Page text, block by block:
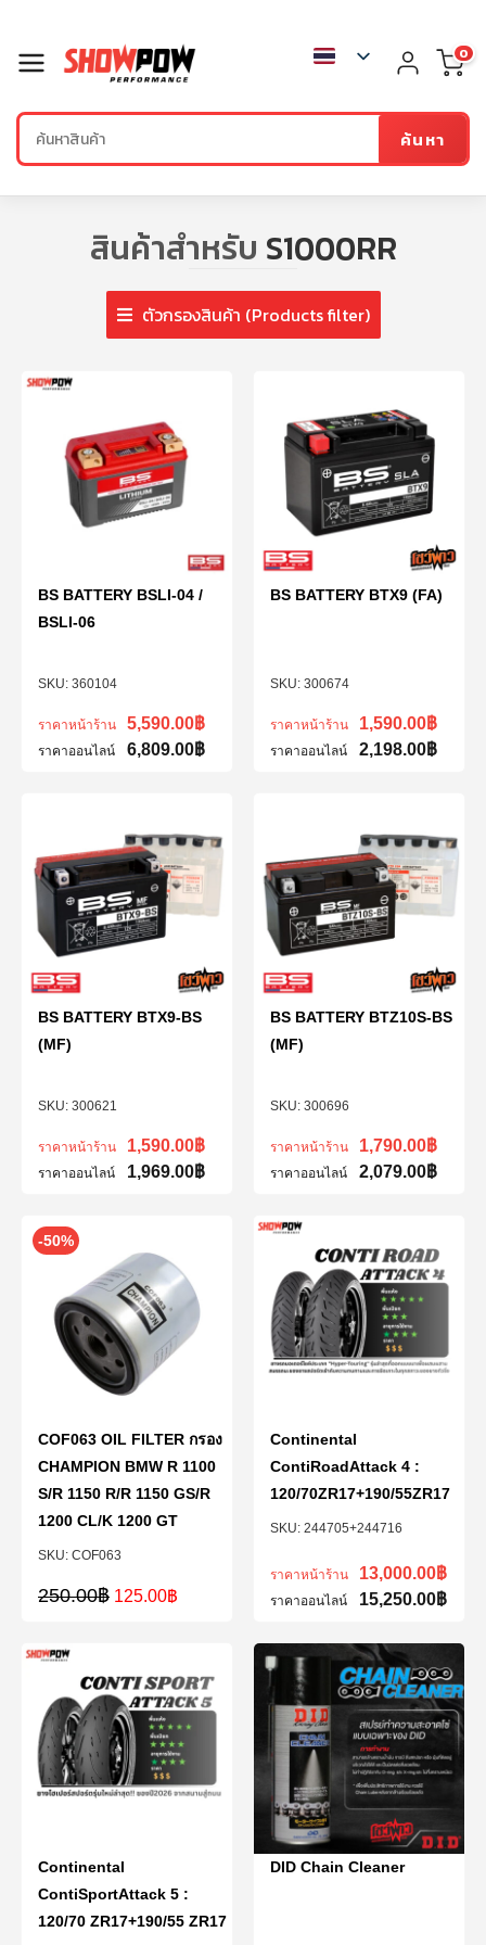
ค้นหา
0
สินค้าสำหรับ S1000RR
ตัวกรองสินค้า (Products filter)
360104
BS BATTERY BSLI-04 /
BSLI-06
ราคาหน้าร้าน 5,590.00฿
ราคาออนไลน์ 6,809.00฿
300674
BS BATTERY BTX9 (FA)
ราคาหน้าร้าน 1,590.00฿
ราคาออนไลน์ 2,198.00฿
300621
BS BATTERY BTX9-BS
(MF)
ราคาหน้าร้าน 1,590.00฿
ราคาออนไลน์ 1,969.00฿
300696
BS BATTERY BTZ10S-BS
(MF)
ราคาหน้าร้าน 1,790.00฿
ราคาออนไลน์ 2,079.00฿
-50%
COF063
COF063 OIL FILTER กรอง
CHAMPION BMW R 1100
S/R 1150 R/R 1150 GS/R
1200 CL/K 1200 GT
250.00฿ 125.00฿
244705+244716
Continental
ContiRoadAttack 4 :
120/70ZR17+190/55ZR17
ราคาหน้าร้าน 13,000.00฿
ราคาออนไลน์ 15,250.00฿
Continental
ContiSportAttack 5 :
120/70 ZR17+190/55 ZR17
DID Chain Cleaner